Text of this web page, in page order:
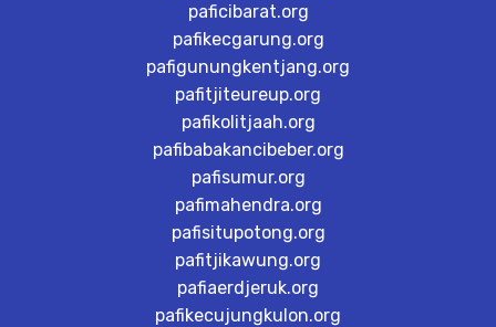
paficibarat.org
pafikecgarung.org
pafigunungkentjang.org
pafitjiteureup.org
pafikolitjaah.org
pafibabakancibeber.org
pafisumur.org
pafimahendra.org
pafisitupotong.org
pafitjikawung.org
pafiaerdjeruk.org
pafikecujungkulon.org